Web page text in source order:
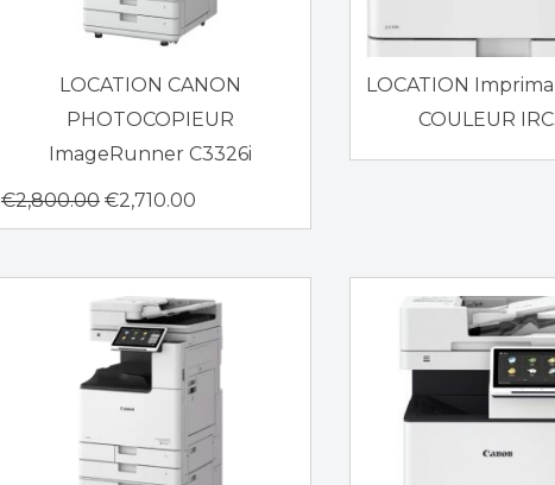
LOCATION CANON
PHOTOCOPIEUR
ImageRunner C3326i
€2,800.00 €2,710.00
LOCATION
COULEUR